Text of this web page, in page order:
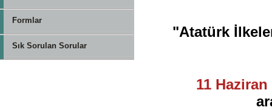
Formlar
Sık Sorulan Sorular
"Atatürk
11